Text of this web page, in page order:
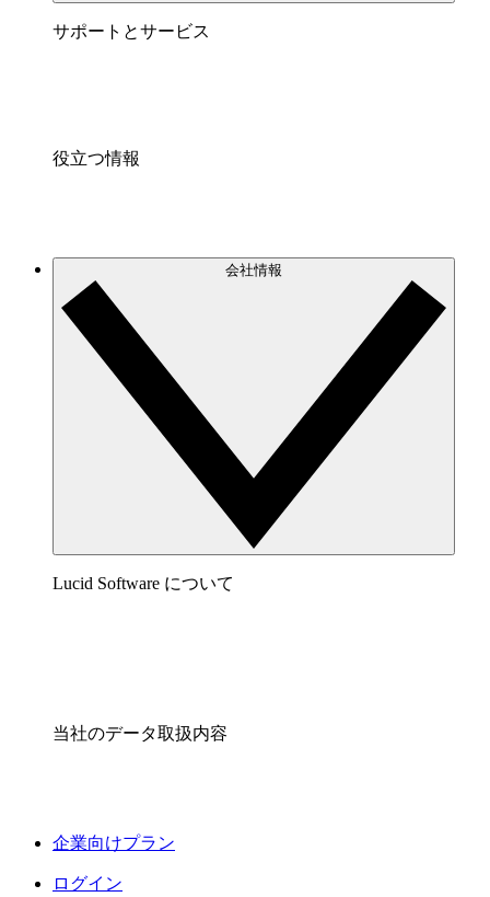
サポートとサービス
役立つ情報
会社情報
Lucid Software について
当社のデータ取扱内容
企業向けプラン
ログイン